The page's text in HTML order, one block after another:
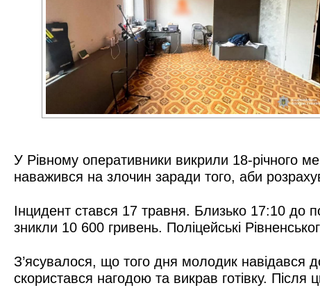
У Рівному оперативники викрили 18-річного
наважився на злочин заради того, аби
Інцидент стався 17 травня. Близько 17:10 до
зникли 10 600 гривень. Поліцейські
З’ясувалося, що того дня молодик навідався
скористався нагодою та викрав готівку. Після